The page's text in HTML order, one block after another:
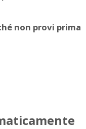
non provi prima